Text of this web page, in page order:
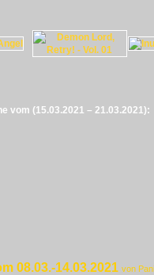
vom (15.03.2021 – 21.03.2021):
08.03.-14.03.2021 von